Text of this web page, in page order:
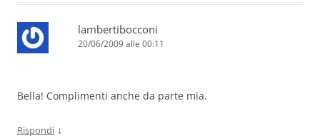
lambertibocconi
20/06/2009 alle 00:11
Bella! Complimenti anche da parte mia.
Rispondi ↓